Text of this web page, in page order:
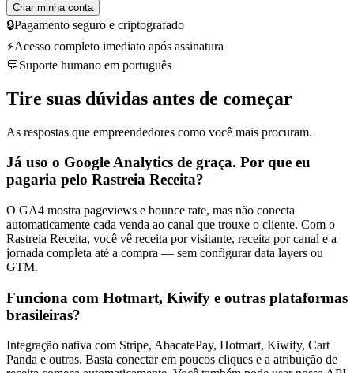
Criar minha conta
🔒Pagamento seguro e criptografado
⚡Acesso completo imediato após assinatura
💬Suporte humano em português
Tire suas dúvidas antes de começar
As respostas que empreendedores como você mais procuram.
Já uso o Google Analytics de graça. Por que eu
pagaria pelo Rastreia Receita?
O GA4 mostra pageviews e bounce rate, mas não conecta
automaticamente cada venda ao canal que trouxe o cliente. Com o
Rastreia Receita, você vê receita por visitante, receita por canal e a
jornada completa até a compra — sem configurar data layers ou
GTM.
Funciona com Hotmart, Kiwify e outras plataformas
brasileiras?
Integração nativa com Stripe, AbacatePay, Hotmart, Kiwify, Cart
Panda e outras. Basta conectar em poucos cliques e a atribuição de